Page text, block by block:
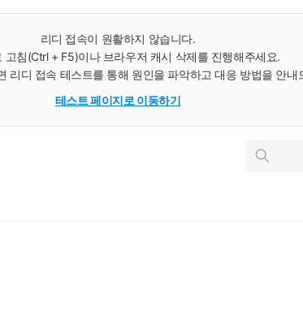
리디 접속이 원활하지 않습니다.
고침(Ctrl + F5)이나 브라우저 캐시 삭제를 진행해주세요.
리디 접속 테스트를 통해 원인을 파악하고 대응 방법을 안내
테스트 페이지로 이동하기
인